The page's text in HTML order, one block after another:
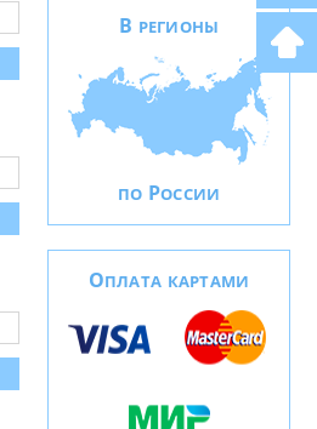
В РЕГИОНЫ
ПО РОССИИ
ОПЛАТА КАРТАМИ